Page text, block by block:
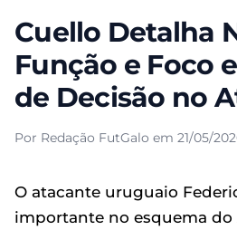
Cuello Detalha
Função e Foco
de Decisão no
Por Redação FutGalo em 21/05/
O atacante uruguaio
importante no esquema do